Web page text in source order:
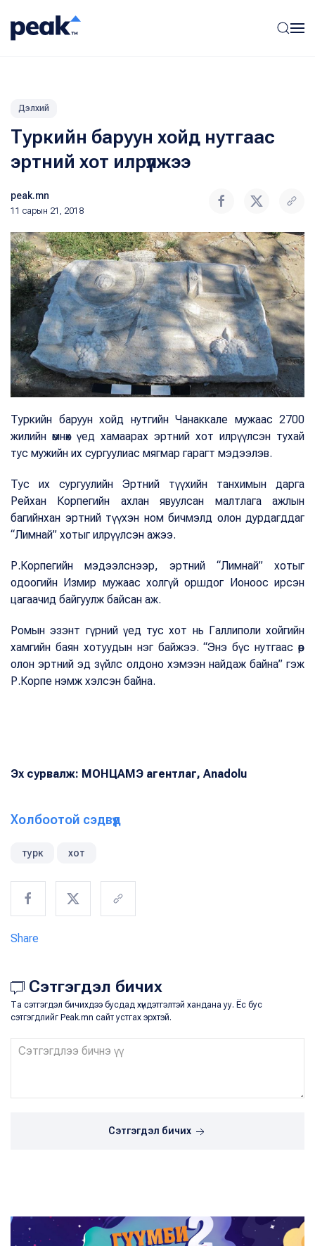
Дэлхий
Туркийн баруун хойд нутгаас
эртний хот илрүүлжээ
peak.mn
11 сарын 21, 2018
Туркийн баруун хойд нутгийн Чанаккале мужаас 2700
жилийн өмнөх үед хамаарах эртний хот илрүүлсэн тухай
тус мужийн их сургуулиас мягмар гарагт мэдээлэв.
Тус их сургуулийн Эртний түүхийн танхимын дарга
Рейхан Корпегийн ахлан явуулсан малтлага ажлын
багийнхан эртний түүхэн ном бичмэлд олон дурдагддаг
“Лимнай” хотыг илрүүлсэн ажээ.
Р.Корпегийн мэдээлснээр, эртний “Лимнай” хотыг
одоогийн Измир мужаас холгүй оршдог Ионоос ирсэн
цагаачид байгуулж байсан аж.
Ромын эзэнт гүрний үед тус хот нь Галлиполи хойгийн
хамгийн баян хотуудын нэг байжээ. “Энэ бүс нутгаас өөр
олон эртний эд зүйлс олдоно хэмээн найдаж байна” гэж
Р.Корпе нэмж хэлсэн байна.
Эх сурвалж: МОНЦАМЭ агентлаг, Anadolu
Холбоотой сэдвүүд
турк хот
Share
Сэтгэгдэл бичих
Та сэтгэгдэл бичихдээ бусдад хүндэтгэлтэй хандана уу. Ёс бус
сэтгэгдлийг Peak.mn сайт устгах эрхтэй.
Сэтгэгдэл бичих